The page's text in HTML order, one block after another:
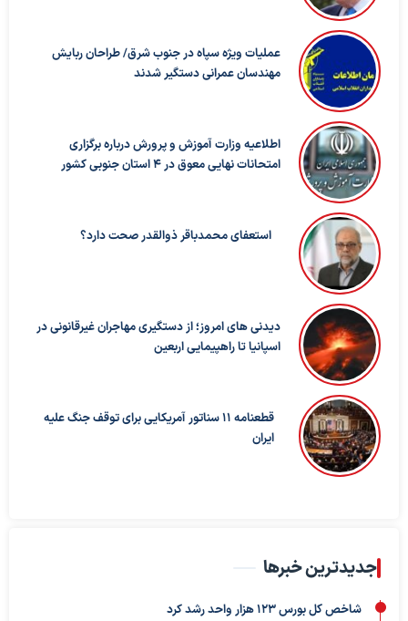
عملیات ویژه سپاه در جنوب شرق/ طراحان ربایش
مهندسان عمرانی دستگیر شدند
اطلاعیه وزارت آموزش و پرورش درباره برگزاری
امتحانات نهایی معوق در ۴ استان جنوبی کشور
استعفای محمدباقر ذوالقدر صحت دارد؟
دیدنی های امروز؛ از دستگیری مهاجران غیرقانونی در
اسپانیا تا راهپیمایی اربعین
قطعنامه ۱۱ سناتور آمریکایی برای توقف جنگ علیه
ایران
جدیدترین خبرها
شاخص کل بورس ۱۲۳ هزار واحد رشد کرد